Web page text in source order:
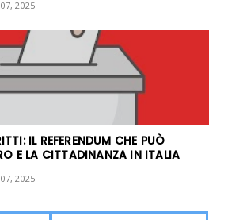
2025
IL REFERENDUM CHE PUÒ
E LA CITTADINANZA IN ITALIA
2025